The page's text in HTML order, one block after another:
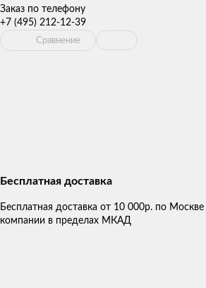
Заказ по телефону
+7 (495) 212-12-39
Сравнение
Бесплатная доставка
Бесплатная доставка от 10 000р. по
компании в пределах МКАД